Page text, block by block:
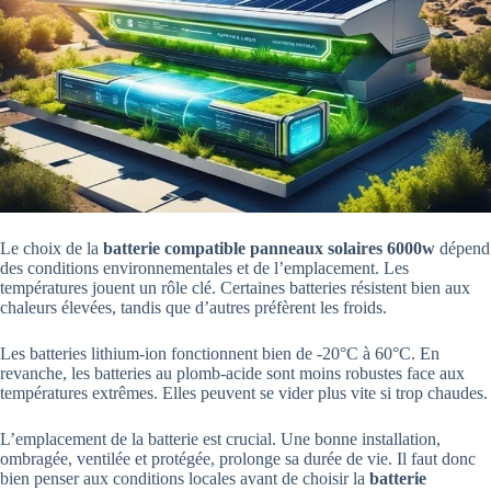
Le choix de la batterie compatible panneaux solaires 6000w dépend
des conditions environnementales et de l’emplacement. Les
températures jouent un rôle clé. Certaines batteries résistent bien aux
chaleurs élevées, tandis que d’autres préfèrent les froids.
Les batteries lithium-ion fonctionnent bien de -20°C à 60°C. En
revanche, les batteries au plomb-acide sont moins robustes face aux
températures extrêmes. Elles peuvent se vider plus vite si trop chaudes.
L’emplacement de la batterie est crucial. Une bonne installation,
ombragée, ventilée et protégée, prolonge sa durée de vie. Il faut donc
bien penser aux conditions locales avant de choisir la batterie